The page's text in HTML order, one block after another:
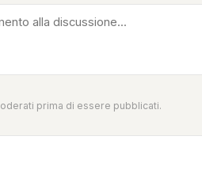
prima di essere pubblicati.